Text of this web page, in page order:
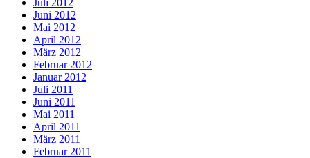
Juli 2012
Juni 2012
Mai 2012
April 2012
März 2012
Februar 2012
Januar 2012
Juli 2011
Juni 2011
Mai 2011
April 2011
März 2011
Februar 2011